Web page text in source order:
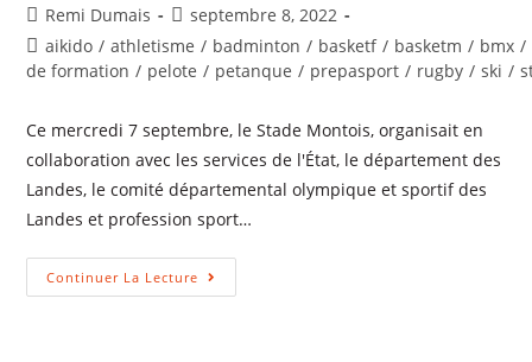
Auteur/autrice
de
la
Remi Dumais
Publication
publiée :
septembre 8, 2022
Post
category:
aikido / athletisme / badminton / basketf / basketm / bmx /
de formation / pelote / petanque / prepasport / rugby / ski /
Ce mercredi 7 septembre, le Stade Montois, organisait en
collaboration avec les services de l'État, le département des
Landes, le comité départemental olympique et sportif des
Landes et profession sport…
Continuer La Lecture Violences
Et